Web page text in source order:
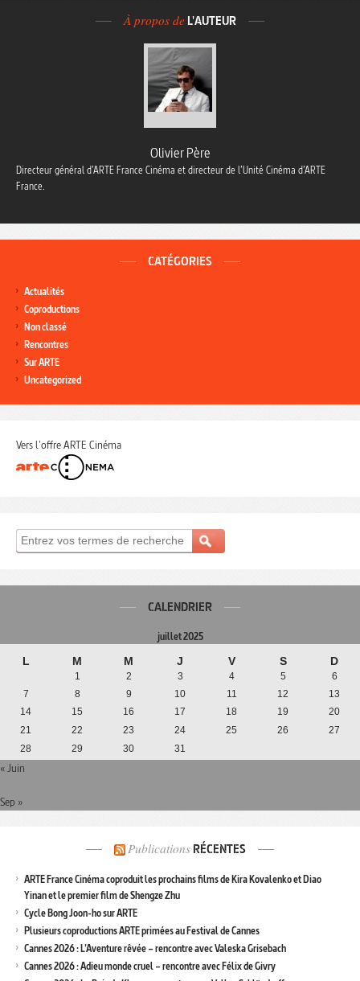
À propos de L'AUTEUR
Olivier Père
Directeur général d’ARTE France Cinéma et directeur de l’Unité Cinéma d’ARTE
France.
CATÉGORIES
Actualités
Coproductions
Non classé
Rencontres
Sur ARTE
Uncategorized
Vers l'offre ARTE Cinéma
CALENDRIER
juillet 2025
L M M J V S D
1 2 3 4 5
6
7
8 9 10 11 12
13
14
15 16 17 18 19
20
21
22 23 24 25 26
27
28
29 30 31
« Juin
Sep »
Publications RÉCENTES
ARTE France Cinéma coproduit les prochains films de Kira Kovalenko et Diao
Yinan et le premier film de Shengze Zhu
Cycle Bong Joon-ho sur ARTE
Plusieurs coproductions ARTE primées au Festival de Cannes
Cannes 2026 : L’Aventure rêvée – rencontre avec Valeska Grisebach
Cannes 2026 : Adieu monde cruel – rencontre avec Félix de Givry